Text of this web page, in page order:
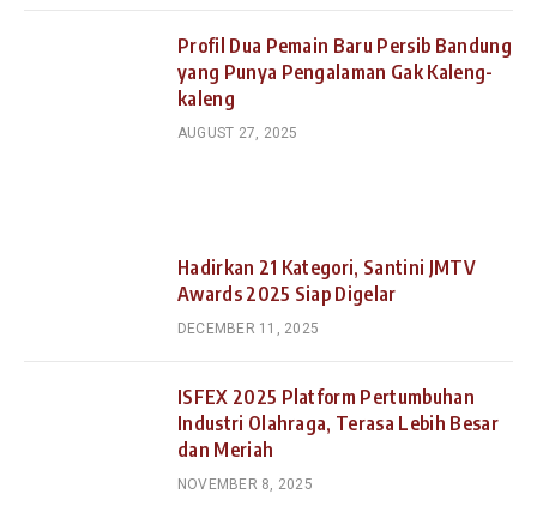
Profil Dua Pemain Baru Persib Bandung
yang Punya Pengalaman Gak Kaleng-
kaleng
AUGUST 27, 2025
Hadirkan 21 Kategori, Santini JMTV
Awards 2025 Siap Digelar
DECEMBER 11, 2025
ISFEX 2025 Platform Pertumbuhan
Industri Olahraga, Terasa Lebih Besar
dan Meriah
NOVEMBER 8, 2025